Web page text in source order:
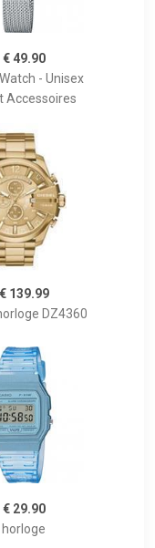
€ 49.90
- Unisex
Accessoires
€ 139.99
DZ4360
€ 29.90
horloge